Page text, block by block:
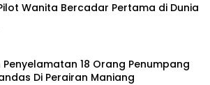
Wanita Bercadar Pertama di Dunia
Penyelamatan 18 Orang Penumpang
Di Perairan Maniang